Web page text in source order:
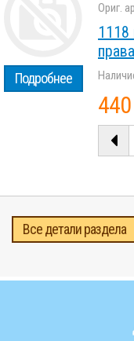
Подробнее
1118
440
Все детали раздела